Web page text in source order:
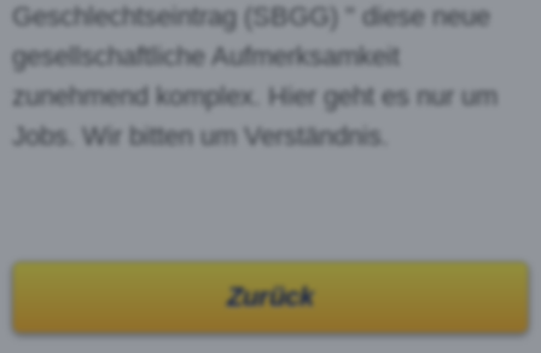
Geschlechtseintrag (SBGG) " diese neue
gesellschaftliche Aufmerksamkeit
zunehmend komplex. Hier geht es nur um
Jobs. Wir bitten um Verständnis.
Zurück